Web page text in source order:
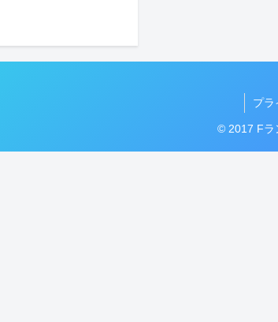
プラ
© 2017 Fラ